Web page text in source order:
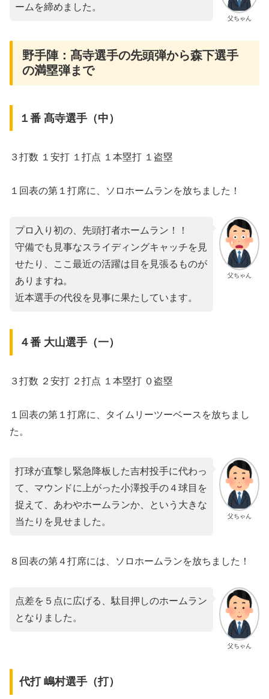
父ちゃん
ームを締めました。
野手陣：髙寺選手の先頭弾から森下選手
の満塁弾まで
１番 髙寺選手（中）
３打数 １安打 １打点 １本塁打 １盗塁
１回表の第１打席に、ソロホームランを放ちました！
父ちゃん
プロ入り初の、先頭打者ホームラン！！
守備でも見事なスライディングキャッチを見
せたり、ここ最近の活躍は目を見張るものが
ありますね。
近本選手の代役を見事に果たしています。
４番 大山選手（一）
３打数 ２安打 ２打点 １本塁打 ０盗塁
１回表の第１打席に、タイムリーツーベースを放ちまし
た。
父ちゃん
打球が直撃し緊急降板した吉村投手に代わっ
て、マウンドに上がった小澤投手の４球目を
捉えて、あわやホームランか、という大きな
当たりを見せました。
８回表の第４打席には、ソロホームランを放ちました！
父ちゃん
点差を５点に広げる、駄目押しのホームラン
となりました。
代打 嶋村選手（打）